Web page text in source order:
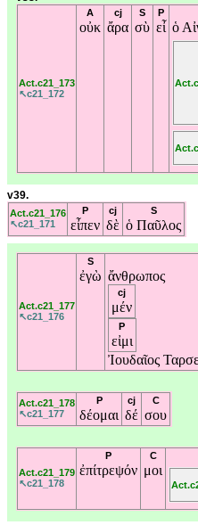
Act.c21_173
↖c21_172
A
οὐκ
cj
ἄρα
S
σὺ
P
εἶ ὁ
v39.
Act.c21_176
↖c21_171
P
εἶπεν
cj
δὲ
S
ὁ Παῦλος
Act.c21_177
↖c21_176
S
ἐγὼ ἄνθρωπος
cj
μέν
P
εἰμι
Ἰουδαῖος
Act.c21_178
↖c21_177
P
δέομαι
cj
δέ
C
σου
Act.c21_179
↖c21_178
P
ἐπίτρεψόν
C
μοι